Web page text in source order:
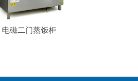
电磁二门蒸饭柜